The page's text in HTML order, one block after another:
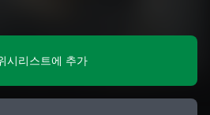
시리스트에 추가